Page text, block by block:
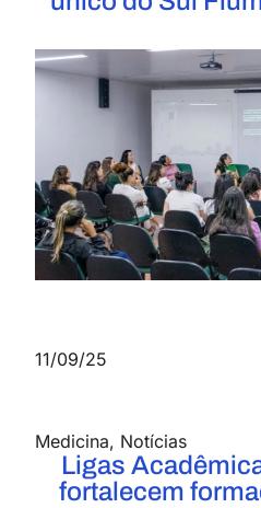
11/09/25
Medicina, Notícias
Ligas
fortalecem